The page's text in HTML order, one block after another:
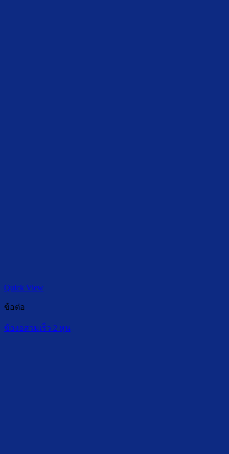
Quick View
ข้อต่อ
ข้องอสวมเร็ว 2 หุน